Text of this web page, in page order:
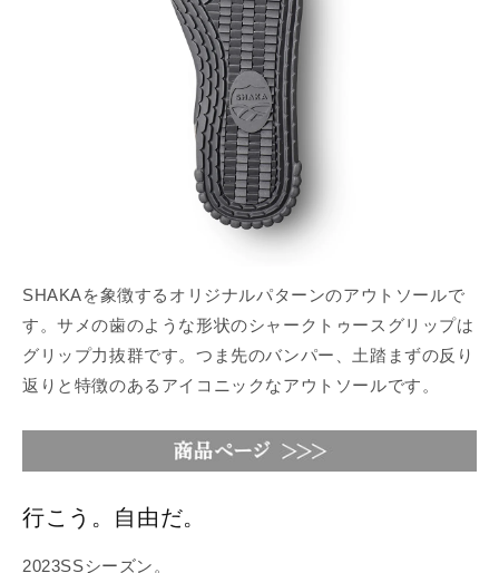
SHAKAを象徴するオリジナルパターンのアウトソールで
す。サメの歯のような形状のシャークトゥースグリップは
グリップ力抜群です。つま先のバンパー、土踏まずの反り
返りと特徴のあるアイコニックなアウトソールです。
行こう。自由だ。
2023SSシーズン。